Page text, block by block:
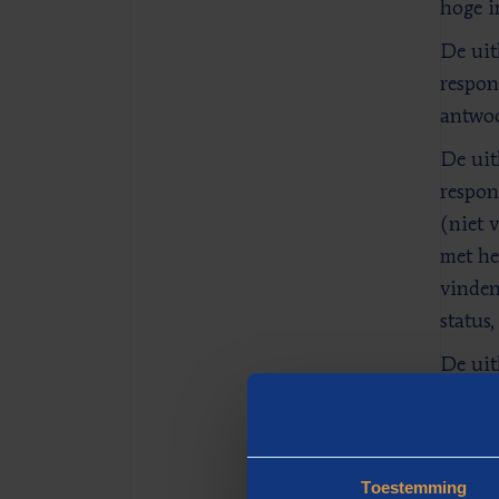
Toestemming
hoge
De
De
(niet
met
De